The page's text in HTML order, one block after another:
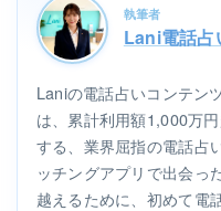
執筆者
Lani電話占
Laniの電話占いコンテン
は、累計利用額1,000万
する、業界屈指の電話占
ッチングアプリで出会っ
越えるために、初めて電